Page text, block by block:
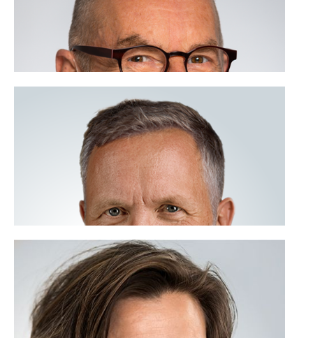
Verdwalen en verwonderen, ik ben VOOR.
Lees meer
06 - 40 98 01 67
Talent, ik ben VOOR.
Kyra Cools
06 - 52 33 64 80
De mooiste mogelijkheden, ik ben VOOR.